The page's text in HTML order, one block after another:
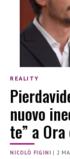
REALITY
nuovo
te” a
NICOLÒ FIGINI | 2